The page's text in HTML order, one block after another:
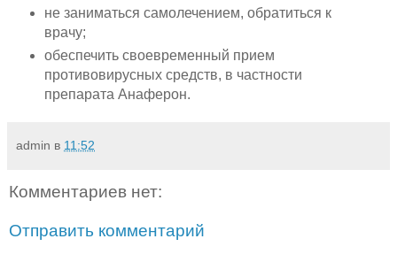
не заниматься самолечением, обратиться к
врачу;
обеспечить своевременный прием
противовирусных средств, в частности
препарата Анаферон.
admin в 11:52
Комментариев нет:
Отправить комментарий